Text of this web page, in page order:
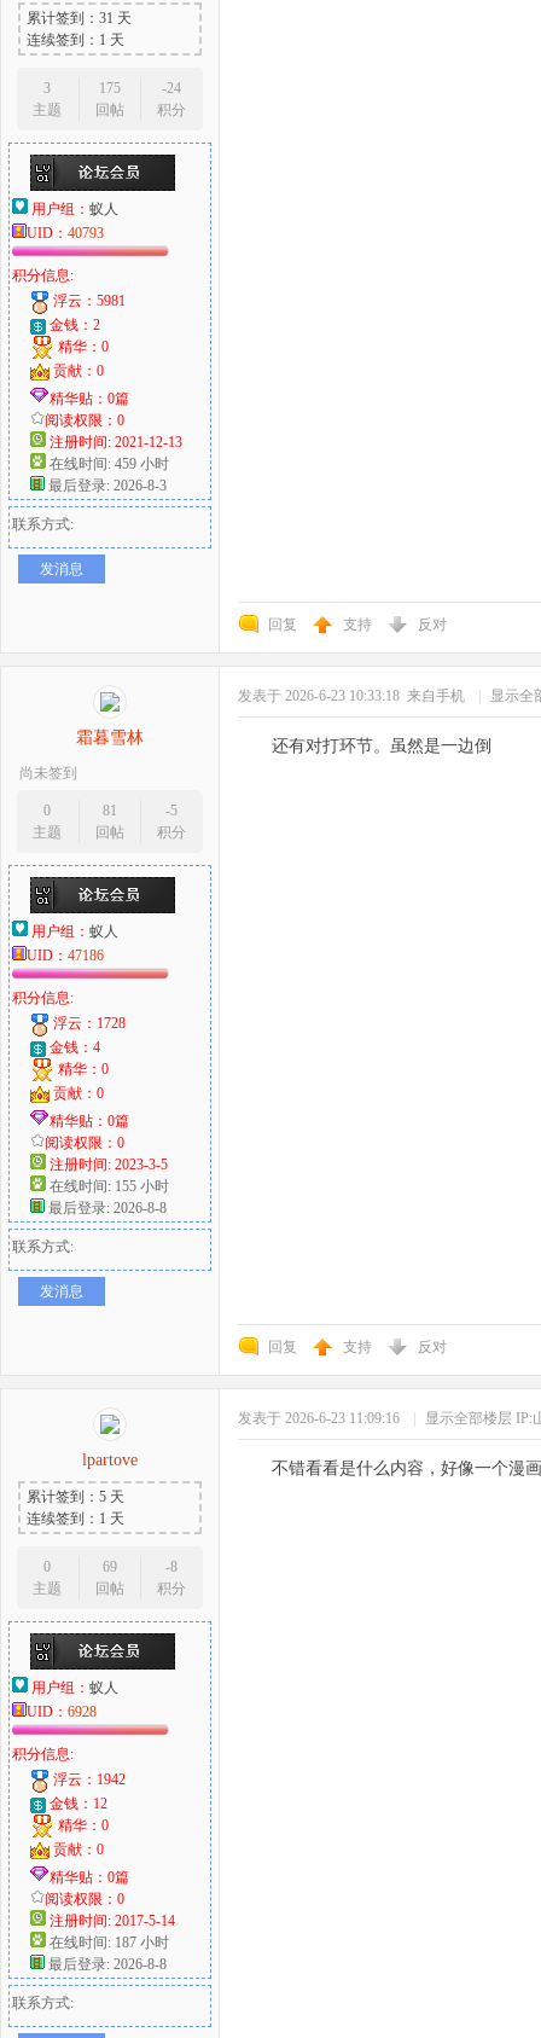
累计签到：31 天
连续签到：1 天
3
主题
175
回帖
-24
积分
用户组： 蚁人
UID： 40793
积分信息:
浮云：5981
金钱：2
精华：0
贡献：0
精华贴：0篇
阅读权限：0
注册时间: 2021-12-13
在线时间: 459 小时
最后登录: 2026-8-3
联系方式:
发消息
回复 支持 反对
霜暮雪林
尚未签到
0
主题
81
回帖
-5
积分
用户组： 蚁人
UID： 47186
积分信息:
浮云：1728
金钱：4
精华：0
贡献：0
精华贴：0篇
阅读权限：0
注册时间: 2023-3-5
在线时间: 155 小时
最后登录: 2026-8-8
联系方式:
发消息
发表于 2026-6-23 10:33:18 来自手机 显示全
还有对打环节。虽然是一边倒
回复 支持 反对
lpartove
累计签到：5 天
连续签到：1 天
0
主题
69
回帖
-8
积分
用户组： 蚁人
UID： 6928
积分信息:
浮云：1942
金钱：12
精华：0
贡献：0
精华贴：0篇
阅读权限：0
注册时间: 2017-5-14
在线时间: 187 小时
最后登录: 2026-8-8
联系方式:
发表于 2026-6-23 11:09:16 显示全部楼层 IP:
不错看看是什么内容，好像一个漫画